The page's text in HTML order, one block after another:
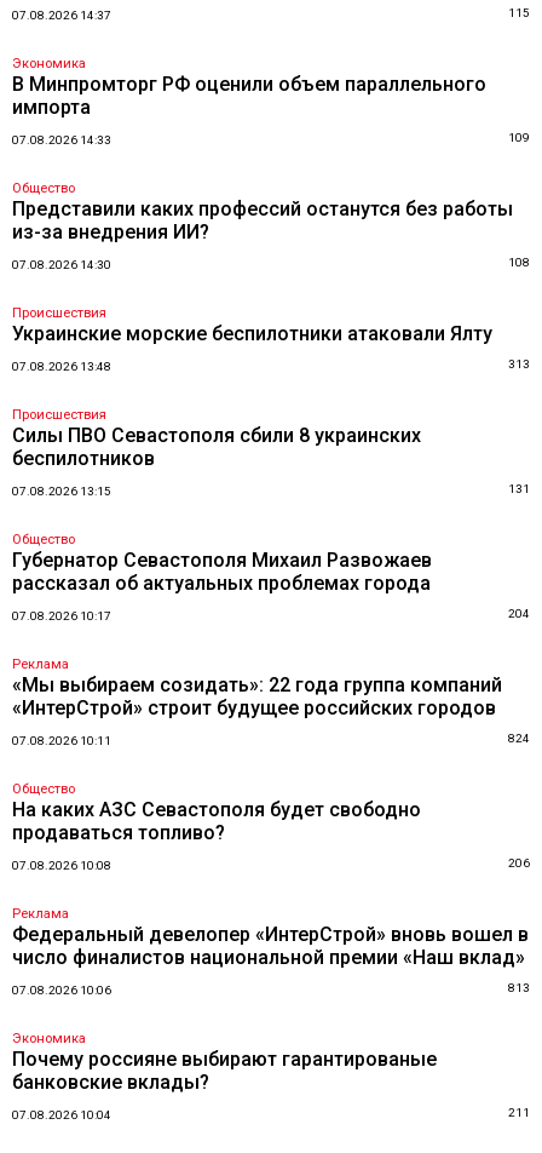
07.08.2026 14:37 115
Экономика
В Минпромторг РФ оценили объем параллельного
импорта
07.08.2026 14:33 109
Общество
Представили каких профессий останутся без работы
из-за внедрения ИИ?
07.08.2026 14:30 108
Происшествия
Украинские морские беспилотники атаковали Ялту
07.08.2026 13:48 313
Происшествия
Силы ПВО Севастополя сбили 8 украинских
беспилотников
07.08.2026 13:15 131
Общество
Губернатор Севастополя Михаил Развожаев
рассказал об актуальных проблемах города
07.08.2026 10:17 204
Реклама
«Мы выбираем созидать»: 22 года группа компаний
«ИнтерСтрой» строит будущее российских городов
07.08.2026 10:11 824
Общество
На каких АЗС Севастополя будет свободно
продаваться топливо?
07.08.2026 10:08 206
Реклама
Федеральный девелопер «ИнтерСтрой» вновь вошел в
число финалистов национальной премии «Наш вклад»
07.08.2026 10:06 813
Экономика
Почему россияне выбирают гарантированые
банковские вклады?
07.08.2026 10:04 211